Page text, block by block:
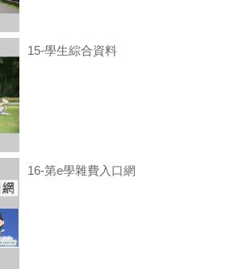
15-學生綜合資料
16-第e學雜費入口網